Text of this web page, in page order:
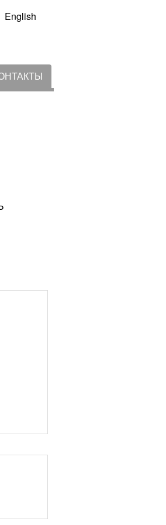
English